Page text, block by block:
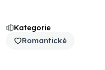
Kategorie
Romantické